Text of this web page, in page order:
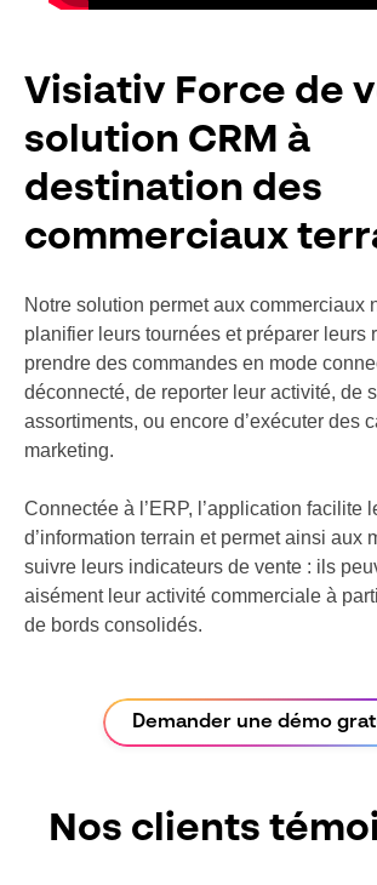
Visiativ Force de
solution CRM à
destination des
commerciaux
Notre solution permet aux commerciaux
planifier leurs tournées et préparer leurs
prendre des commandes en mode
déconnecté, de reporter leur activité, de
assortiments, ou encore d’exécuter des
marketing.
Connectée à l’ERP, l’application facilite
d’information terrain et permet ainsi aux
suivre leurs indicateurs de vente : ils
aisément leur activité commerciale à
de bords consolidés.
Demander une démo
Nos clients